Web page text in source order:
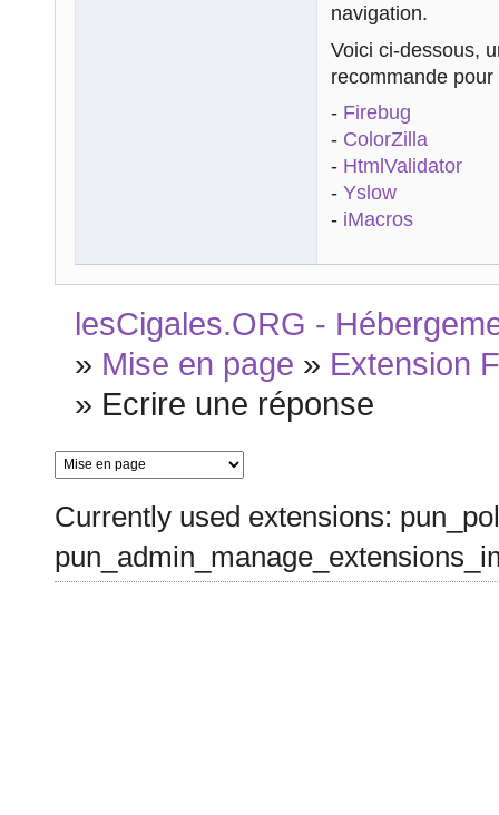
navigation.
Voici ci-dessous,
recommande
- Firebug
- ColorZilla
- HtmlValidator
- Yslow
- iMacros
lesCigales.ORG -
» Mise en page » Extension
» Ecrire une réponse
Currently used extensions: